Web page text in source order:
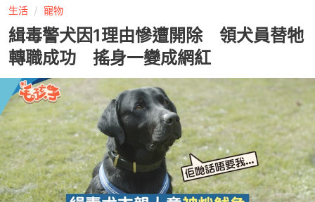
生活 寵物
緝毒警犬因1理由慘遭開除 領犬員替牠
轉職成功 搖身一變成網紅